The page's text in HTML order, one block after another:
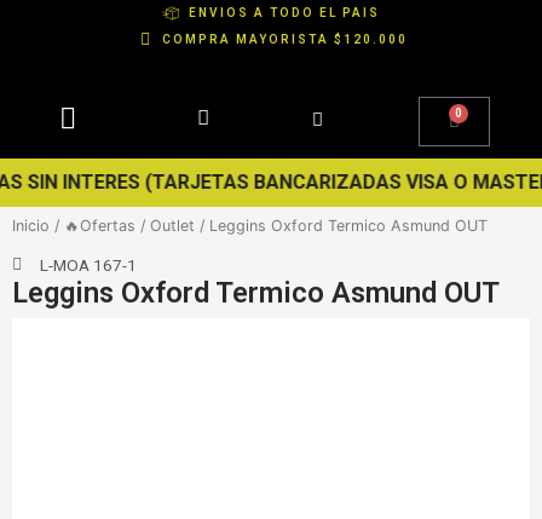
ENVIOS A TODO EL PAIS
COMPRA MAYORISTA $120.000
0Cart
(TARJETAS BANCARIZADAS VISA O MASTER) · ❄️ SE
Inicio / 🔥Ofertas / Outlet / Leggins Oxford Termico Asmund OUT
L-MOA 167-1
Leggins Oxford Termico Asmund OUT